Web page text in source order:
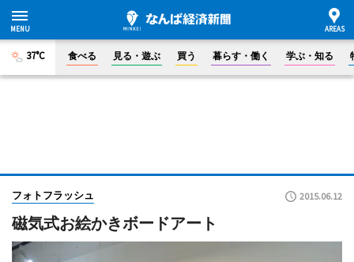
37°C 食べる 見る・遊ぶ 買う 暮らす・働く 学ぶ・知る
フォトフラッシュ 2015.06.12
磁気式お絵かきボードアート